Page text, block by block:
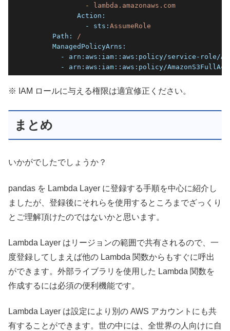
              -
lambda.amazonaws.com
            Action:
              - sts:
AssumeRole
      Path:
/
      ManagedPolicyArns:
        - arn:
aws:iam::aws:policy/service-role/
        - arn:
aws:iam::aws:policy/
※ IAM ロールに与える権限は適宜修正ください。
まとめ
いかがでしたでしょうか？
pandas を Lambda Layer に登録する手順を中心に紹介し
ましたが、登録後にそれらを使用するところまでざっくり
とご理解頂けたのではないかと思います。
Lambda Layer はリージョンの範囲で共有されるので、一
度登録してしまえば他の Lambda 関数からもすぐに呼出
ができます。外部ライブラリを使用した Lambda 関数を
作成するには必須の便利機能です。
Lambda Layer は設定により別の AWS アカウントにも共
有することができます。世の中には、全世界の人向けに自